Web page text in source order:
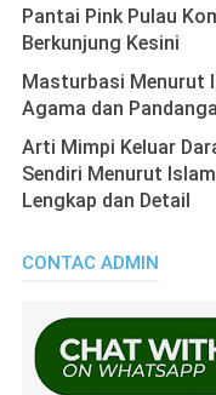
Pantai Pink Pulau
Berkunjung Kesini
Masturbasi Menurut
Agama dan
Arti Mimpi Keluar
Sendiri Menurut
Lengkap dan Detail
CONTAC ADMIN